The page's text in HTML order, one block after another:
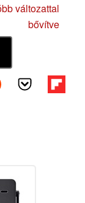
változattal
bővítve